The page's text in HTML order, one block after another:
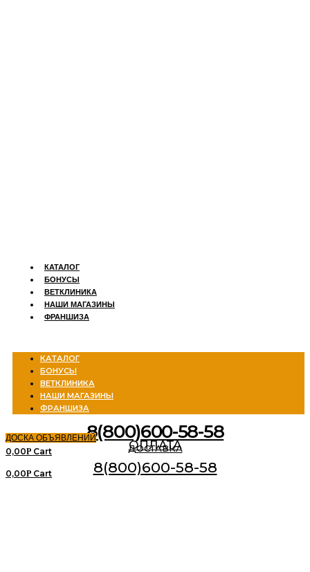
КАТАЛОГ
БОНУСЫ
ВЕТКЛИНИКА
НАШИ МАГАЗИНЫ
ФРАНШИЗА
КАТАЛОГ
БОНУСЫ
ВЕТКЛИНИКА
НАШИ МАГАЗИНЫ
ФРАНШИЗА
8(800)600-58-58
ДОСКА ОБЪЯВЛЕНИЙ
ДОСТАВКА
ОПЛАТА
0,00Р Cart
8(800)600-58-58
0,00Р Cart